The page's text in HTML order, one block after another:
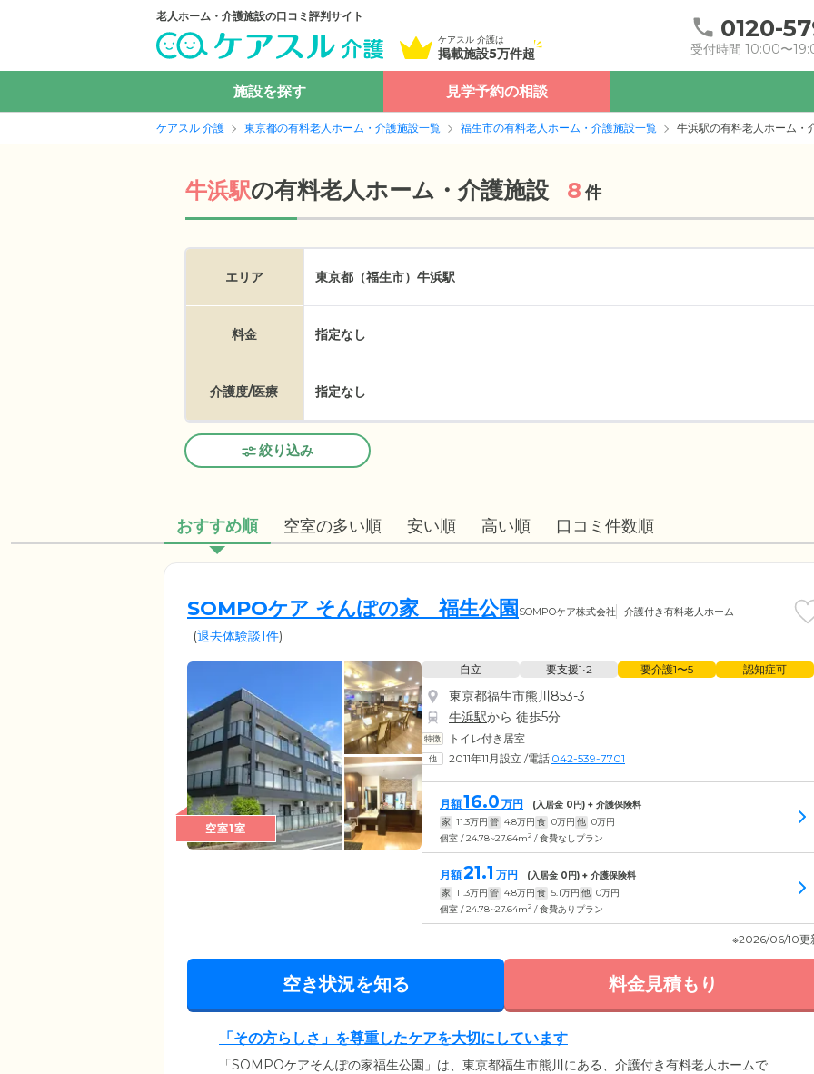
老人ホーム・介護施設の口コミ評判サイト
ケアスル 介護は
掲載施設5万件超
0120-
受付時間 10:00〜
施設を探す 見学予約の相談
ケアスル 介護 東京都の有料老人ホーム・介護施設一覧 福生市の有料老人ホーム・介護施設一覧 牛浜駅の有料老人ホーム・
牛浜駅の有料老人ホーム・介護施設 8 件
エリア 東京都（福生市） 牛浜駅
料金 指定なし
介護度/医療 指定なし
絞り込み
おすすめ順 空室の多い順 安い順 高い順 口コミ件数順
SOMPOケア そんぽの家 福生公園 SOMPOケア株式会社 介護付き有料老人ホーム
(退去体験談1件)
空室1室
自立 要支援1•2 要介護1〜5 認知症可
東京都福生市熊川853-3
牛浜駅から 徒歩5分
トイレ付き居室
2011年11月設立 /電話 042-539-7701
月額16.0 万円 (入居金 0円) + 介護保険料
家 11.3万円 管 4.8万円 食 0万円 他 0万円
個室 / 24.78~27.64m2 / 食費なしプラン
月額21.1 万円 (入居金 0円) + 介護保険料
家 11.3万円 管 4.8万円 食 5.1万円 他 0万円
個室 / 24.78~27.64m2 / 食費ありプラン
※2026/06/10更
空き状況を知る 料金見積もり
「その方らしさ」を尊重したケアを大切にしています
「SOMPOケアそんぽの家福生公園」は、東京都福生市熊川にある、介護付き有料老人ホームで